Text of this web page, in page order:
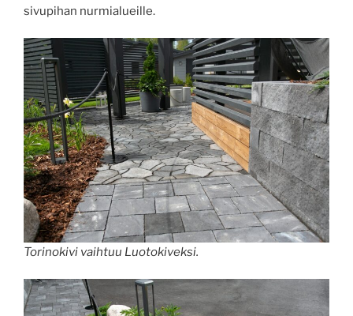
sivupihan nurmialueille.
Torinokivi vaihtuu Luotokiveksi.